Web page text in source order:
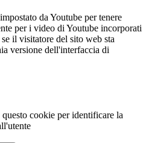
da Youtube per tenere
per i video di Youtube incorporati
il visitatore del sito web sta
versione dell'interfaccia di
cookie per identificare la